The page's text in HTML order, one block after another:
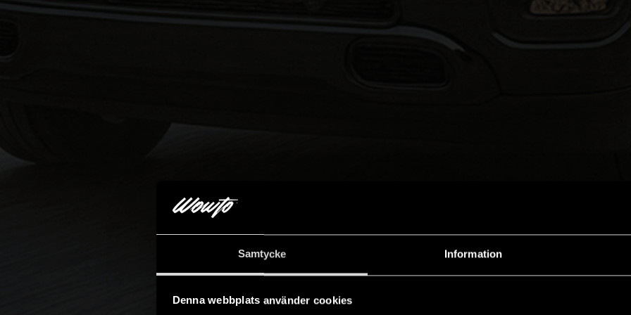
Samtycke Information
Denna webbplats använder cookies